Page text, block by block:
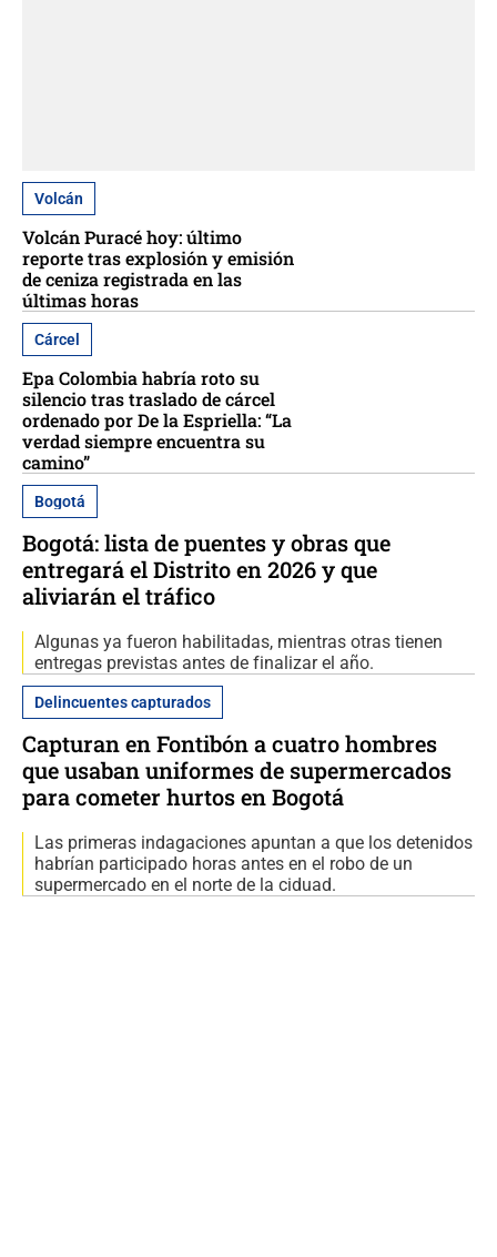
Volcán
Volcán Puracé hoy: último
reporte tras explosión y emisión
de ceniza registrada en las
últimas horas
Cárcel
Epa Colombia habría roto su
silencio tras traslado de cárcel
ordenado por De la Espriella: “La
verdad siempre encuentra su
camino”
Bogotá
Bogotá: lista de puentes y obras que
entregará el Distrito en 2026 y que
aliviarán el tráfico
Algunas ya fueron habilitadas, mientras otras tienen
entregas previstas antes de finalizar el año.
Delincuentes capturados
Capturan en Fontibón a cuatro hombres
que usaban uniformes de supermercados
para cometer hurtos en Bogotá
Las primeras indagaciones apuntan a que los detenidos
habrían participado horas antes en el robo de un
supermercado en el norte de la ciduad.